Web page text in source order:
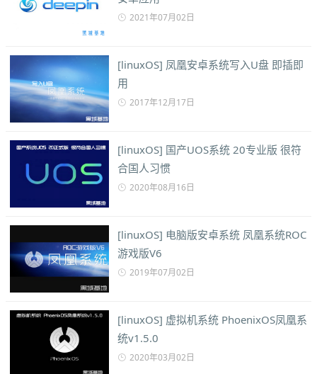
2021年07月02日
[linuxOS] 凤凰安卓系统写入U盘 即插即
用
2017年12月17日
[linuxOS] 国产UOS系统 20专业版 很符
合国人习惯
2020年08月16日
[linuxOS] 电脑版安卓系统 凤凰系统ROC
游戏版V6
2019年07月02日
[linuxOS] 虚拟机系统 PhoenixOS凤凰系
统v1.5.0
2020年03月02日